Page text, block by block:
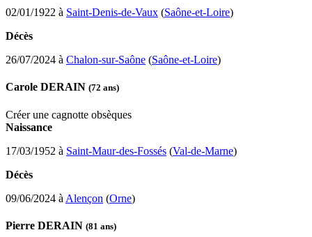
02/01/1922 à Saint-Denis-de-Vaux (Saône-et-Loire)
Décès
26/07/2024 à Chalon-sur-Saône (Saône-et-Loire)
Carole DERAIN (72 ans)
Créer une cagnotte obsèques
Naissance
17/03/1952 à Saint-Maur-des-Fossés (Val-de-Marne)
Décès
09/06/2024 à Alençon (Orne)
Pierre DERAIN (81 ans)